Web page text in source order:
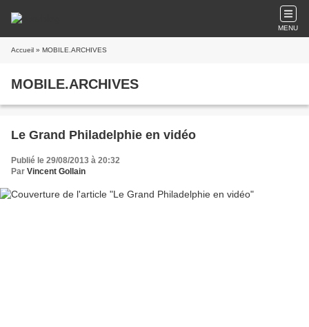
MENU
Accueil » MOBILE.ARCHIVES
MOBILE.ARCHIVES
Le Grand Philadelphie en vidéo
Publié le 29/08/2013 à 20:32
Par Vincent Gollain